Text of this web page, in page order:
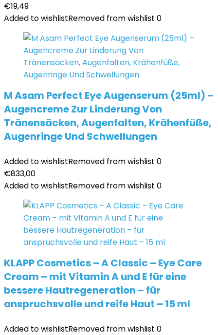
€19,49
Added to wishlistRemoved from wishlist 0
M Asam Perfect Eye Augenserum (25ml) –
Augencreme Zur Linderung Von
Tränensäcken, Augenfalten, Krähenfüße,
Augenringe Und Schwellungen
Added to wishlistRemoved from wishlist 0
€833,00
Added to wishlistRemoved from wishlist 0
KLAPP Cosmetics – A Classic – Eye Care
Cream – mit Vitamin A und E für eine
bessere Hautregeneration – für
anspruchsvolle und reife Haut – 15 ml
Added to wishlistRemoved from wishlist 0